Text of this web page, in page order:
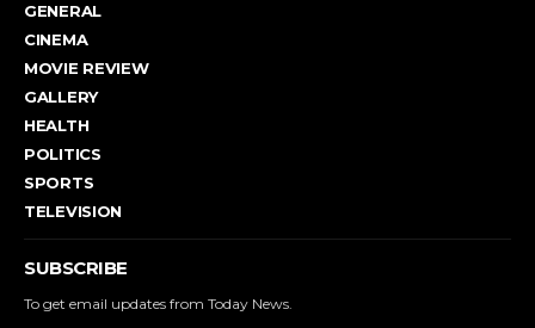
GENERAL
CINEMA
MOVIE REVIEW
GALLERY
HEALTH
POLITICS
SPORTS
TELEVISION
SUBSCRIBE
To get email updates from Today News.